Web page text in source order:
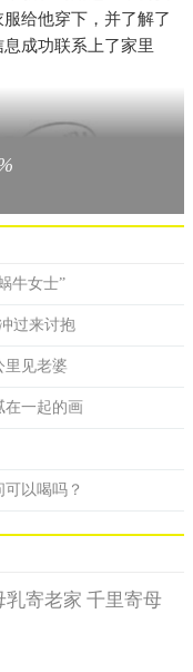
给他穿下，并了解了
成功联系上了家里
洪湖路的某一餐厅与
聚餐结束后自己便一
西全部不知所踪，便
洪湖公园查探情况，
，发现当事人醉酒摇
牛女士”
过来讨抱
里见老婆
在一起的画
以喝吗？
乳寄老家 千里寄母